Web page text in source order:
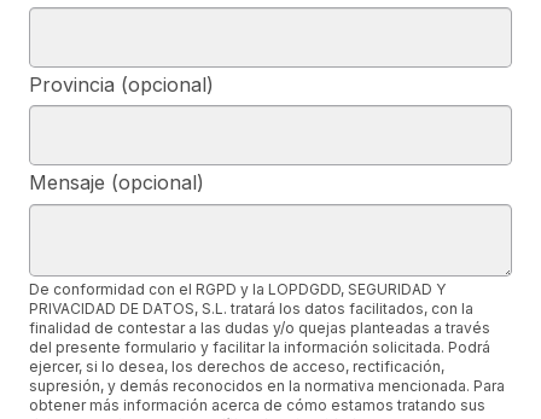
Provincia (opcional)
Mensaje (opcional)
De conformidad con el RGPD y la LOPDGDD, SEGURIDAD Y
PRIVACIDAD DE DATOS, S.L. tratará los datos facilitados, con la
finalidad de contestar a las dudas y/o quejas planteadas a través
del presente formulario y facilitar la información solicitada. Podrá
ejercer, si lo desea, los derechos de acceso, rectificación,
supresión, y demás reconocidos en la normativa mencionada. Para
obtener más información acerca de cómo estamos tratando sus